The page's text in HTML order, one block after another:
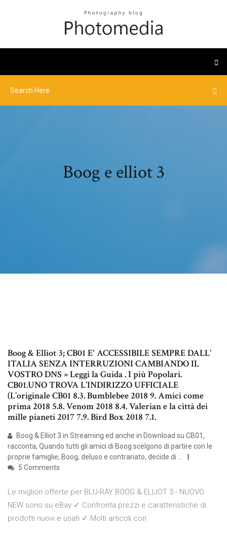
Boog e elliot 3
Boog & Elliot 3; CB01 E' ACCESSIBILE SEMPRE DALL'
ITALIA SENZA INTERRUZIONI CAMBIANDO IL
VOSTRO DNS » Leggi la Guida . I più Popolari.
CB01.UNO TROVA L’INDIRIZZO UFFICIALE
(L’originale CB01 8.3. Bumblebee 2018 9. Amici come
prima 2018 5.8. Venom 2018 8.4. Valerian e la città dei
mille pianeti 2017 7.9. Bird Box 2018 7.1.
Boog & Elliot 3 in Streaming ed anche in Download su CB01,
racconta, Quando tutti gli amici di Boog scelgono di partire con le
proprie famiglie, Boog, deluso e contrariato, decide di …
5 Comments
Le migliori offerte per BLU-RAY BOOG & ELLIOT 3 - NUOVO
NEW sono su eBay ✓ Confronta prezzi e caratteristiche di
prodotti nuovi e usati ✓ Molti articoli con